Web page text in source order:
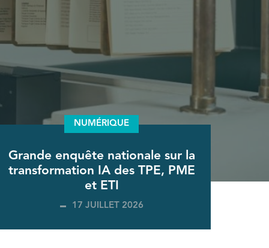
NUMÉRIQUE
Grande enquête nationale sur la
transformation IA des TPE, PME
et ETI
17 JUILLET 2026